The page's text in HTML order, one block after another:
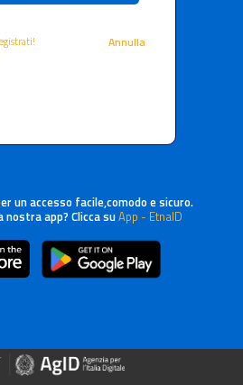
Annulla
un accesso facile,comodo e sicuro.
nostra app? Clicca suApp - EtnaID